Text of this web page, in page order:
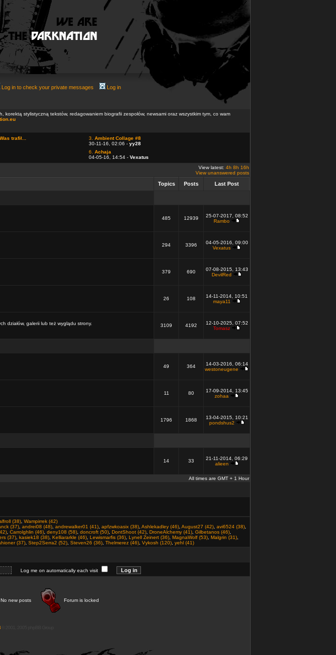
Log in to check your private messages
Log in
stylistyczną tekstów, redagowaniem biografii zespołów, newsami oraz wszystkim tym, co wam
trafił...
3. Ambient Collage #8
30-11-16, 02:06 - yy28
6. Achaja
04-05-16, 14:54 - Vexatus
View latest: 4h 8h 16h
View unanswered posts
Topics Posts Last Post
485 12939
25-07-2017, 08:52
Rambo
294 3396
04-05-2016, 09:00
Vexatus
379 690
07-08-2015, 13:43
DevilRed
26 108
14-11-2014, 10:51
maya11
działów, galerii lub też wyglądu strony.
3109 4192
12-10-2025, 07:52
Tomasz
49 364
14-03-2016, 06:14
westoneugene
11 80
17-09-2014, 13:45
zohaa
1796 1868
13-04-2015, 10:21
pondshus2
14 33
21-11-2014, 06:29
alieen
All times are GMT + 1 Hour
(38) Wampirrek (42)
(37) andrei08 (48) andrewalker01 (41) apfzwkoasix (38) Ashlekadley (46) August27 (42) avi6524 (38)
Carrolghlin (46) deny108 (58) doncroft (50) DontShoot (42) DroneAlchemy (41) Gilbetanos (46)
(37) kasiek18 (38) Kelliararkle (46) Lewismarfis (36) Lynell Zeinert (36) MagnaWolf (53) Malgrin (31)
(37) Step2Serra2 (52) Steven26 (36) Thelmerez (46) Vykosh (120) yehl (41)
Log me on automatically each visit
No new posts Forum is locked
© 2001, 2005 phpBB Group